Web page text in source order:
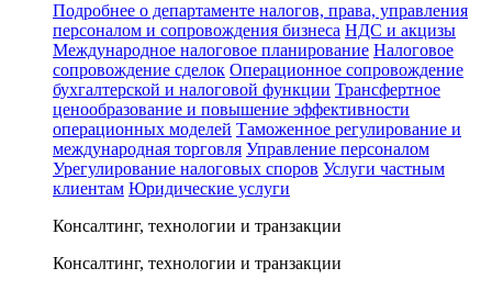
Подробнее о департаменте налогов, права, управления
персоналом и сопровождения бизнеса НДС и акцизы
Международное налоговое планирование Налоговое
сопровождение сделок Операционное сопровождение
бухгалтерской и налоговой функции Трансфертное
ценообразование и повышение эффективности
операционных моделей Таможенное регулирование и
международная торговля Управление персоналом
Урегулирование налоговых споров Услуги частным
клиентам Юридические услуги
Консалтинг, технологии и транзакции
Консалтинг, технологии и транзакции